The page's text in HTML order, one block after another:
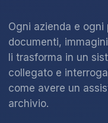
Ogni azienda e
documenti,
li trasforma in un
collegato e
come avere un
archivio.